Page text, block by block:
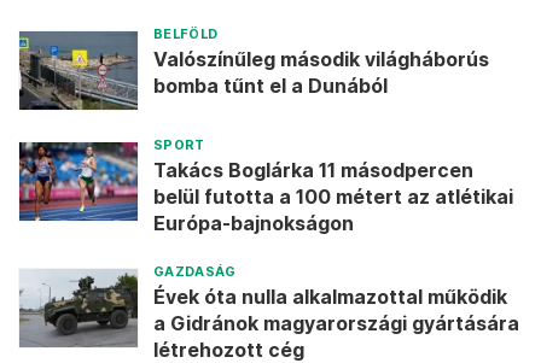
BELFÖLD
Valószínűleg második világháborús
bomba tűnt el a Dunából
SPORT
Takács Boglárka 11 másodpercen
belül futotta a 100 métert az atlétikai
Európa-bajnokságon
GAZDASÁG
Évek óta nulla alkalmazottal működik
a Gidránok magyarországi gyártására
létrehozott cég